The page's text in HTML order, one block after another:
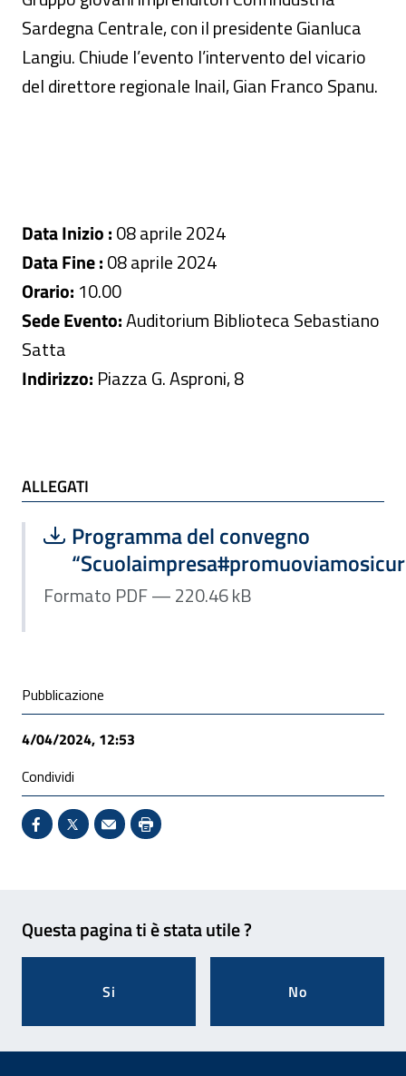
Sardegna Centrale, con il presidente Gianluca
Langiu. Chiude l’evento l’intervento del vicario
del direttore regionale Inail, Gian Franco Spanu.
Data Inizio :08 aprile 2024
Data Fine :08 aprile 2024
Orario: 10.00
Sede Evento:Auditorium Biblioteca Sebastiano
Satta
Indirizzo: Piazza G. Asproni, 8
ALLEGATI
ALLEGATI
Scarica file:
Programma del convegno
Formato PDF — Dimensione 220.46 kB
Formato PDF — 220.46 kB
Condivisione social
Pubblicazione
4/04/2024, 12:53
Condividi
Condividi su Facebook - Sito esterno - Apertura in
X - Sito esterno - Apertura in nuova finestra
Invio Mail: apre il programma di posta
Stampa pagina: scelta meno
Questa pagina ti è stata utile ?
Si No